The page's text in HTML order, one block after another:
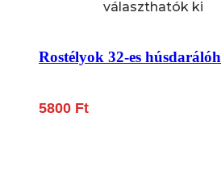
választhatók ki
Rostélyok 32-es
5800 Ft